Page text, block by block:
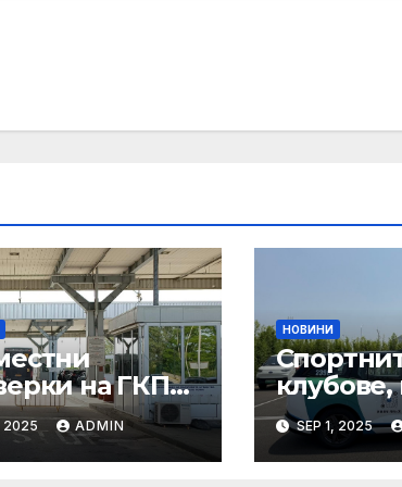
на ГКПП:
и
2025 ADMIN
НОВИНИ
ни
техните
имат
SEP 1, 2025